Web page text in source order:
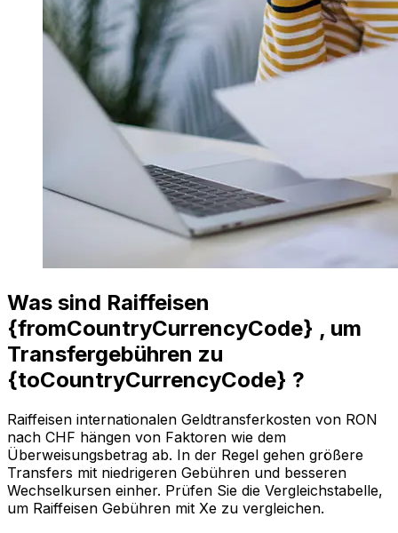
Was sind Raiffeisen
{fromCountryCurrencyCode} , um
Transfergebühren zu
{toCountryCurrencyCode} ?
Raiffeisen internationalen Geldtransferkosten von RON
nach CHF hängen von Faktoren wie dem
Überweisungsbetrag ab. In der Regel gehen größere
Transfers mit niedrigeren Gebühren und besseren
Wechselkursen einher. Prüfen Sie die Vergleichstabelle,
um Raiffeisen Gebühren mit Xe zu vergleichen.